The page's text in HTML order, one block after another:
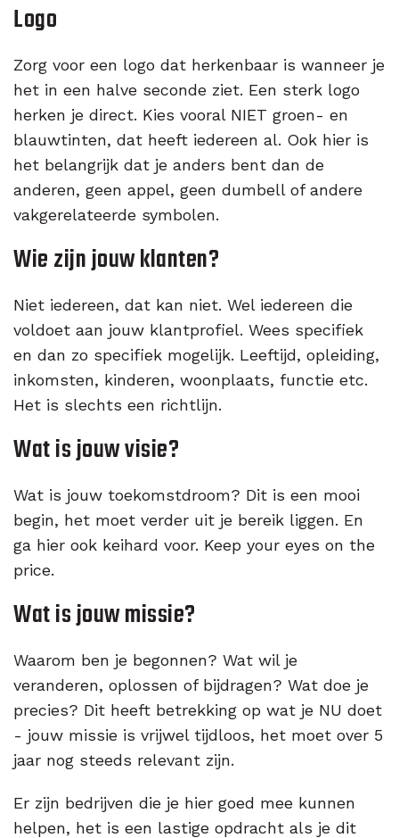
Logo
Zorg voor een logo dat herkenbaar is wanneer je
het in een halve seconde ziet. Een sterk logo
herken je direct. Kies vooral NIET groen- en
blauwtinten, dat heeft iedereen al. Ook hier is
het belangrijk dat je anders bent dan de
anderen, geen appel, geen dumbell of andere
vakgerelateerde symbolen.
Wie zijn jouw klanten?
Niet iedereen, dat kan niet. Wel iedereen die
voldoet aan jouw klantprofiel. Wees specifiek
en dan zo specifiek mogelijk. Leeftijd, opleiding,
inkomsten, kinderen, woonplaats, functie etc.
Het is slechts een richtlijn.
Wat is jouw visie?
Wat is jouw toekomstdroom? Dit is een mooi
begin, het moet verder uit je bereik liggen. En
ga hier ook keihard voor. Keep your eyes on the
price.
Wat is jouw missie?
Waarom ben je begonnen? Wat wil je
veranderen, oplossen of bijdragen? Wat doe je
precies? Dit heeft betrekking op wat je NU doet
- jouw missie is vrijwel tijdloos, het moet over 5
jaar nog steeds relevant zijn.
Er zijn bedrijven die je hier goed mee kunnen
helpen, het is een lastige opdracht als je dit